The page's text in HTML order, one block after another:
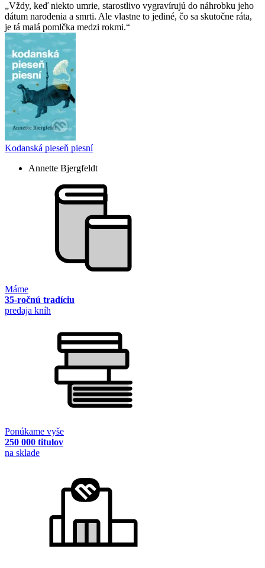
Vždy, keď niekto umrie, starostlivo vygravírujú do náhrobku jeho
dátum narodenia a smrti. Ale vlastne to jediné, čo sa skutočne ráta,
je tá malá pomlčka medzi rokmi.
Kodanská pieseň piesní
Annette Bjergfeldt
Máme
35-ročnú tradíciu
predaja kníh
Ponúkame vyše
250 000 titulov
na sklade